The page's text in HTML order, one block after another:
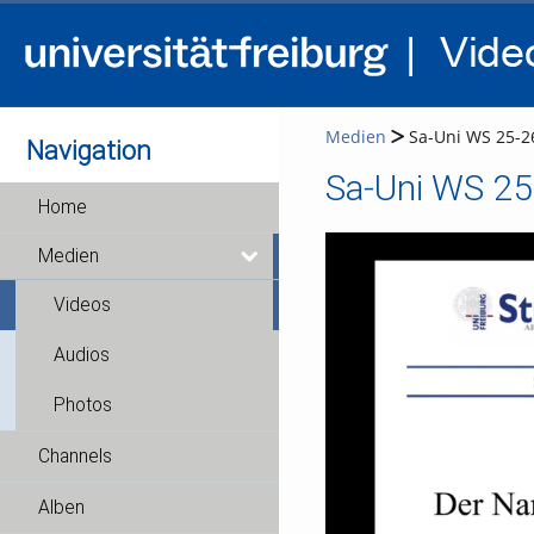
Navigation
Home
Medien
Videos
Audios
Photos
Channels
Alben
Medien Sa-Uni WS 25-
Sa-Uni WS